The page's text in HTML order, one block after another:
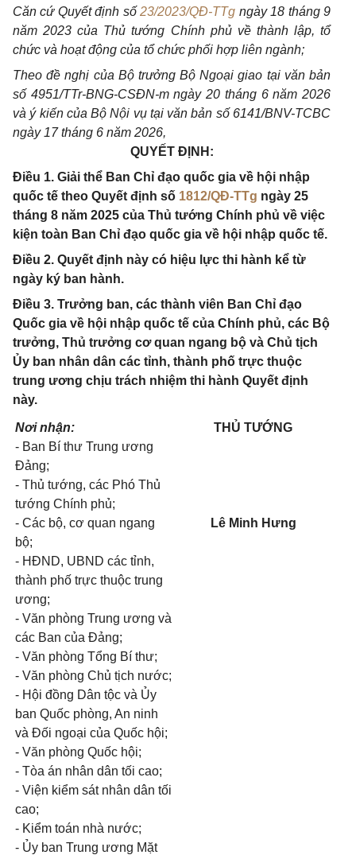
Căn cứ Quyết định số23/2023/QĐ-TTg ngày 18 tháng 9
năm 2023 của Thủ tướng Chính phủ về thành lập, tổ
chức và hoạt động của tổ chức phối hợp liên ngành;
Theo đề nghị của Bộ trưởng Bộ Ngoại giao tại văn bản
số 4951/TTr-BNG-CSĐN-m ngày 20 tháng 6 năm 2026
và ý kiến của Bộ Nội vụ tại văn bản số 6141/BNV-TCBC
ngày 17 tháng 6 năm 2026,
QUYẾT ĐỊNH:
Điều 1. Giải thể Ban Chỉ đạo quốc gia về hội nhập
quốc tế theo Quyết định số 1812/QĐ-TTg ngày 25
tháng 8 năm 2025 của Thủ tướng Chính phủ về việc
kiện toàn Ban Chỉ đạo quốc gia về hội nhập quốc tế.
Điều 2. Quyết định này có hiệu lực thi hành kể từ
ngày ký ban hành.
Điều 3. Trưởng ban, các thành viên Ban Chỉ đạo
Quốc gia về hội nhập quốc tế của Chính phủ, các Bộ
trưởng, Thủ trưởng cơ quan ngang bộ và Chủ tịch
Ủy ban nhân dân các tỉnh, thành phố trực thuộc
trung ương chịu trách nhiệm thi hành Quyết định
này.
Nơi nhận:
- Ban Bí thư Trung ương
Đảng;
- Thủ tướng, các Phó Thủ
tướng Chính phủ;
- Các bộ, cơ quan ngang
bộ;
- HĐND, UBND các tỉnh,
thành phố trực thuộc trung
ương;
- Văn phòng Trung ương và
các Ban của Đảng;
- Văn phòng Tổng Bí thư;
- Văn phòng Chủ tịch nước;
- Hội đồng Dân tộc và Ủy
ban Quốc phòng, An ninh
và Đối ngoại của Quốc hội;
- Văn phòng Quốc hội;
- Tòa án nhân dân tối cao;
- Viện kiểm sát nhân dân tối
cao;
- Kiểm toán nhà nước;
- Ủy ban Trung ương Mặt
THỦ TƯỚNG
Lê Minh Hưng